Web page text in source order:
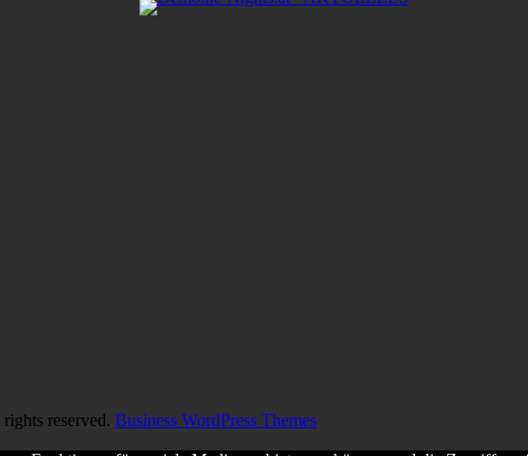
reserved. Business WordPress Themes